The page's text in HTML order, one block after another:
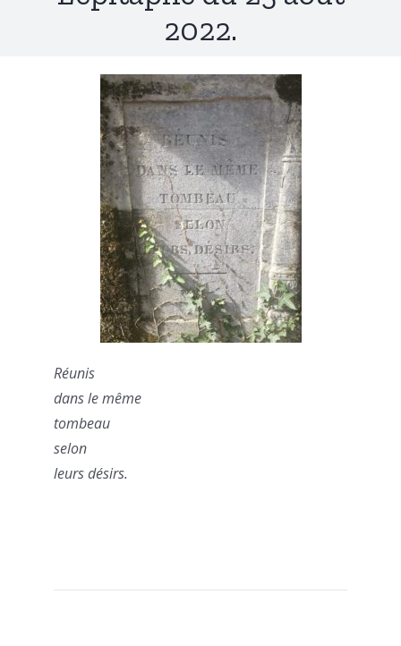
2022.
Réunis
dans le même
tombeau
selon
leurs désirs.